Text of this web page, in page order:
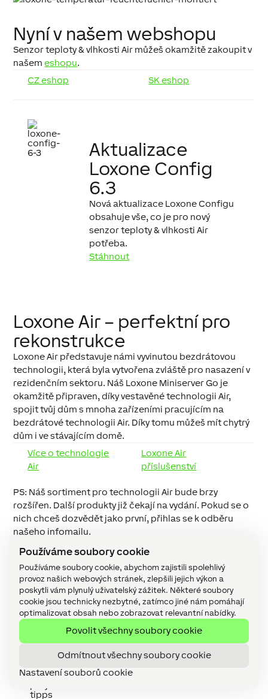
Používáme soubory cookie
Používáme soubory cookie, abychom zajistili spolehlivý
provoz našich webových stránek, zlepšili jejich výkon a
poskytli vám plynulý uživatelský zážitek. Některé soubory
cookie jsou technicky nezbytné, zatímco jiné nám pomáhají
optimalizovat obsah nebo zobrazovat relevantní nabídky.
Povolit všechny soubory cookie
Odmítnout všechny soubory cookie
Nastavení souborů cookie
Nyní v našem webshopu
Senzor teploty & vlhkosti Air můžeš okamžitě zakoupit v
našemeshopu.
CZ eshop
SK eshop
Aktualizace
Loxone Config
6.3
Nová aktualizace Loxone Configu
obsahuje vše, co je pro nový
senzor teploty & vlhkosti Air
potřeba.
Stáhnout
Loxone Air – perfektní pro
rekonstrukce
Loxone Air představuje námi vyvinutou bezdrátovou
technologii, která byla vytvořena zvláště pro nasazení v
rezidenčním sektoru. Náš Loxone Miniserver Go je
okamžitě připraven, díky vestavěné technologii Air,
spojit tvůj dům s mnoha zařízeními pracujícím na
bezdrátové technologii Air. Díky tomu můžeš mít chytrý
dům i ve stávajícím domě.
Více o technologie
Air
Loxone Air
příslušenství
PS: Náš sortiment pro technologii Air bude brzy
rozšířen. Další produkty již čekají na vydání. Pokud se o
nich chceš dozvědět jako první, přihlas se k odběru
našeho infomailu.
Pomůžeme ti s tvým
projektem chytrého domu
Plánuješ právě tvůj nový chytrý dům a máš plnou hlavu
otázek?